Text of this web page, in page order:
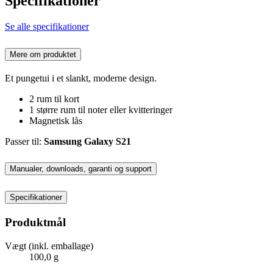
Se alle specifikationer
Mere om produktet
Et pungetui i et slankt, moderne design.
2 rum til kort
1 større rum til noter eller kvitteringer
Magnetisk lås
Passer til: Samsung Galaxy S21
Manualer, downloads, garanti og support
Specifikationer
Produktmål
Vægt (inkl. emballage)
100,0 g